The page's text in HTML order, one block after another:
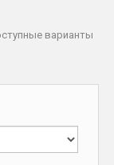
варианты